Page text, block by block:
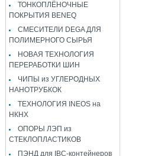
ТОНКОПЛЁНОЧНЫЕ
ПОКРЫТИЯ BENEQ
СМЕСИТЕЛИ DEGA ДЛЯ
ПОЛИМЕРНОГО СЫРЬЯ
НОВАЯ ТЕХНОЛОГИЯ
ПЕРЕРАБОТКИ ШИН
ЧИПЫ из УГЛЕРОДНЫХ
НАНОТРУБКОК
ТЕХНОЛОГИЯ INEOS на
НКНХ
ОПОРЫ ЛЭП из
СТЕКЛОПЛАСТИКОВ
ПЭНД для IBC-контейнеров